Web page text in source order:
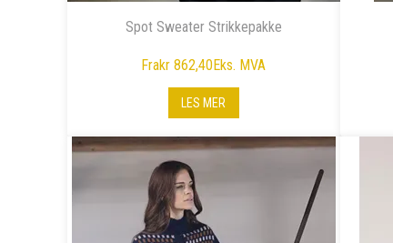
Spot Sweater Strikkepakke
Frakr 862,40Eks. MVA
LES MER